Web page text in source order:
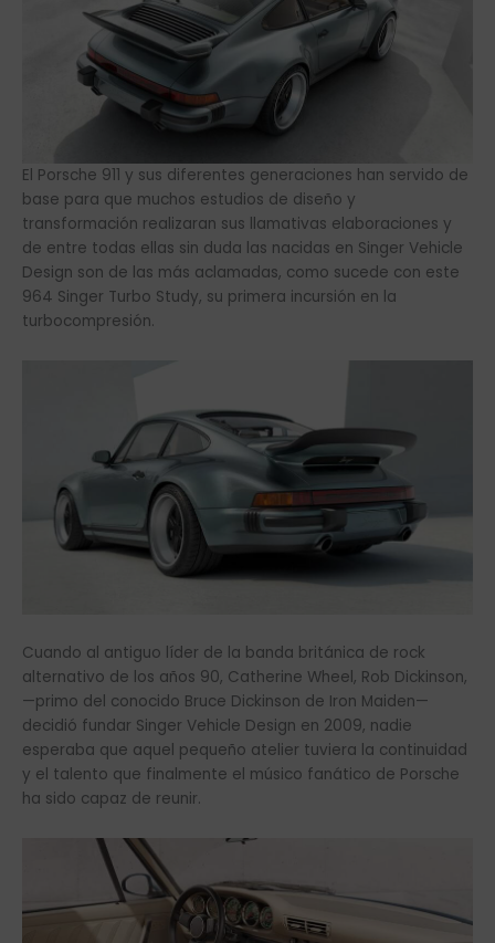
El Porsche 911 y sus diferentes generaciones han servido de
base para que muchos estudios de diseño y
transformación realizaran sus llamativas elaboraciones y
de entre todas ellas sin duda las nacidas en Singer Vehicle
Design son de las más aclamadas, como sucede con este
964 Singer Turbo Study, su primera incursión en la
turbocompresión.
Cuando al antiguo líder de la banda británica de rock
alternativo de los años 90, Catherine Wheel, Rob Dickinson,
—primo del conocido Bruce Dickinson de Iron Maiden—
decidió fundar Singer Vehicle Design en 2009, nadie
esperaba que aquel pequeño atelier tuviera la continuidad
y el talento que finalmente el músico fanático de Porsche
ha sido capaz de reunir.